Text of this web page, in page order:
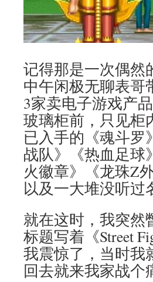
记得那是一次偶然
中午闲极无聊表哥
3家卖电子游戏产
玻璃柜前，只见柜
已入手的《魂斗罗
战队》《热血足球
火徽章》《龙珠Z
以及一大堆没听过
就在这时，我突然
标题写着《Street
我震惊了，当时我
回去就来我家战个